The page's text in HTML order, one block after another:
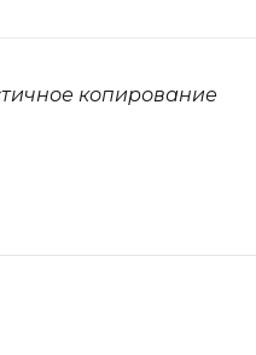
копирование